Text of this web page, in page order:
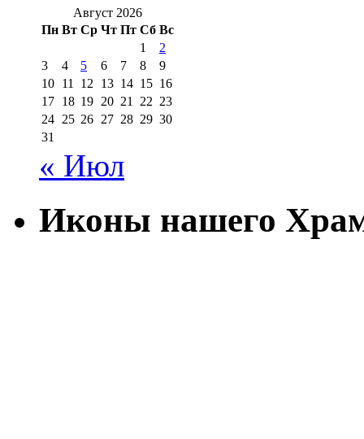
Август 2026
Пн Вт Ср Чт Пт Сб Вс
1
2
3
4 5 6 7 8
9
10 11 12 13 14 15 16
17 18 19 20 21 22 23
24 25 26 27 28 29 30
31
« Июл
Иконы нашего